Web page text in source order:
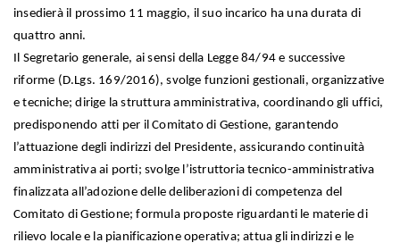
insedierà il prossimo 11 maggio, il suo incarico ha una durata di
quattro anni.
Il Segretario generale, ai sensi della Legge 84/94 e successive
riforme (D.Lgs. 169/2016), svolge funzioni gestionali, organizzative
e tecniche; dirige la struttura amministrativa, coordinando gli uffici,
predisponendo atti per il Comitato di Gestione, garantendo
l’attuazione degli indirizzi del Presidente, assicurando continuità
amministrativa ai porti; svolge l’istruttoria tecnico-amministrativa
finalizzata all’adozione delle deliberazioni di competenza del
Comitato di Gestione; formula proposte riguardanti le materie di
rilievo locale e la pianificazione operativa; attua gli indirizzi e le